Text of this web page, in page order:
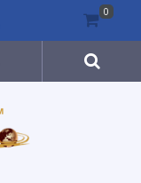
0